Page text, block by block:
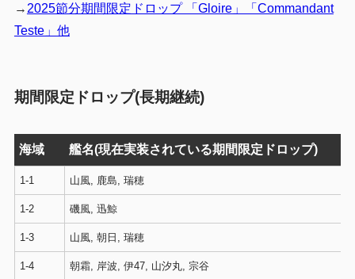
→ 2025節分期間限定ドロップ 「Gloire」「Commandant
Teste」他
期間限定ドロップ(長期継続)
海域 艦名(現在実装されている期間限定ドロップ)
1-1 山風, 鹿島, 瑞穂
1-2 磯風, 迅鯨
1-3 山風, 朝日, 瑞穂
1-4 朝霜, 岸波, 伊47, 山汐丸, 宗谷